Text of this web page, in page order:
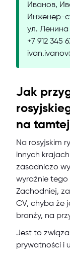
Иванов,
Инженер-
ул. Ленина
+7 912 345
Jak
na
Na rosyjskim
innych
zasadniczo
wyraźnie tego
Zachodniej,
CV, chyba że
branży, na
Jest to
prywatności i